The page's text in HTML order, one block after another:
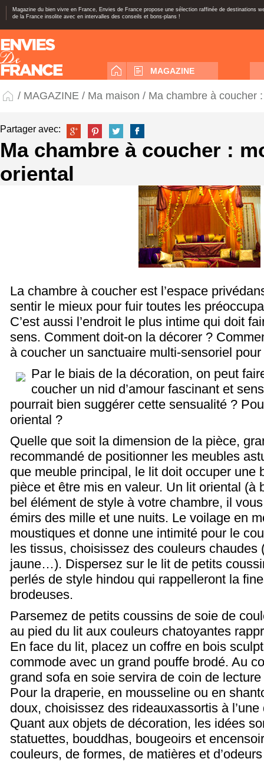
Magazine du bien vivre en France, Envies de France propose une sélection raffinée de destinations
de la France insolite avec en intervalles des conseils et bons-plans !
MAGAZINE
/ MAGAZINE / Ma maison / Ma chambre à coucher
Partager avec:
Ma chambre à coucher :
oriental
La chambre à coucher est l’espace
sentir le mieux pour fuir toutes les
C’est aussi l’endroit le plus intime qui doit
sens. Comment doit-on la décorer ?
à coucher un sanctuaire multi-sensoriel
Par le biais de la décoration, on peut
coucher un nid d’amour fascinant et
pourrait bien suggérer cette sensualité ?
oriental ?
Quelle que soit la dimension de la pièce,
recommandé de positionner les meubles
que meuble principal, le lit doit occuper une
pièce et être mis en valeur. Un lit oriental (à
bel élément de style à votre chambre, il
émirs des mille et une nuits. Le voilage en
moustiques et donne une intimité pour le
les tissus, choisissez des couleurs chaudes
jaune…). Dispersez sur le lit de petits
perlés de style hindou qui rappelleront la
brodeuses.
Parsemez de petits coussins de soie de
au pied du lit aux couleurs chatoyantes
En face du lit, placez un coffre en bois
commode avec un grand pouffe brodé. Au
grand sofa en soie servira de coin de
Pour la draperie, en mousseline ou en
doux, choisissez des rideauxassortis à
Quant aux objets de décoration, les idées
statuettes, bouddhas, bougeoirs et
couleurs, de formes, de matières et